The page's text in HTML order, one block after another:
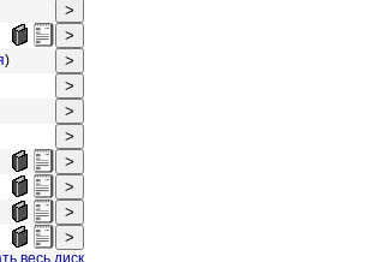
)
весь диск